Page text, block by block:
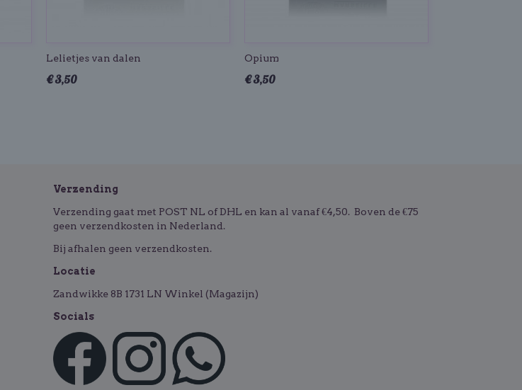
Lelietjes van dalen
€ 3,50
Opium
€ 3,50
Verzending
Verzending gaat met POST NL of DHL en kan al vanaf €4,50. Boven de €75
geen verzendkosten in Nederland.
Bij afhalen geen verzendkosten.
Locatie
Zandwikke 8B 1731 LN Winkel (Magazijn)
Socials